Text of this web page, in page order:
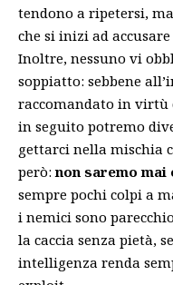
tendono a ripetersi,
che si inizi ad
Inoltre, nessuno vi
soppiatto: sebbene
raccomandato in virtù
in seguito potremo
gettarci nella mischia
però:non saremo mai
sempre pochi colpi a
i nemici sono
la caccia senza pietà,
intelligenza renda